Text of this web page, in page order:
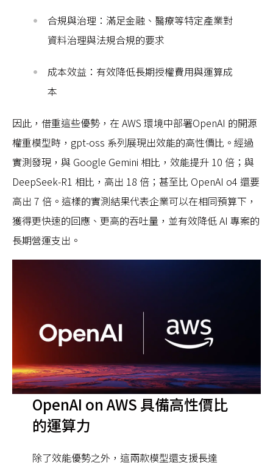
合規與治理：滿足金融、醫療等特定產業對
資料治理與法規合規的要求
成本效益：有效降低長期授權費用與運算成
本
因此，借重這些優勢，在 AWS 環境中部署OpenAI 的開源
權重模型時，gpt-oss 系列展現出效能的高性價比。經過
實測發現，與 Google Gemini 相比，效能提升 10 倍；與
DeepSeek-R1 相比，高出 18 倍；甚至比 OpenAI o4 還要
高出 7 倍。這樣的實測結果代表企業可以在相同預算下，
獲得更快速的回應、更高的吞吐量，並有效降低 AI 專案的
長期營運支出。
OpenAI on AWS 具備高性價比
的運算力
除了效能優勢之外，這兩款模型還支援長達